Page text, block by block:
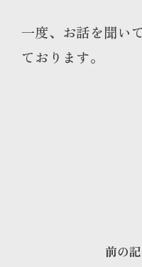
一度、お話を聞い
ております。
前の